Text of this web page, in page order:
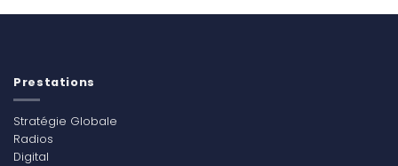
Prestations
Stratégie Globale
Radios
Digital